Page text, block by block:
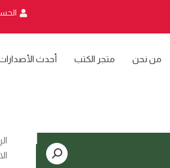
من نحن متجر الكتب أحدث